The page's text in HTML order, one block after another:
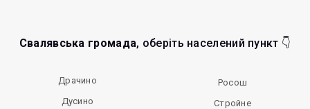
Свалявська громада, оберіть населений пункт 👇
Драчино
Дусино
Росош
Стройне